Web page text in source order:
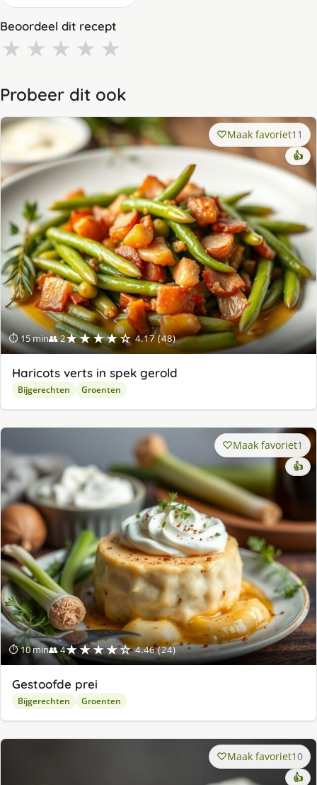
Beoordeel dit recept
★ ★ ★ ★ ★
Probeer dit ook
⏱ 15 min👥 2★★★★☆ 4.17 (48)
Maak favoriet11
👍
Haricots verts in spek gerold
Bijgerechten Groenten
⏱ 10 min👥 4★★★★☆ 4.46 (24)
Maak favoriet1
👍
Gestoofde prei
Bijgerechten Groenten
Maak favoriet10
👍